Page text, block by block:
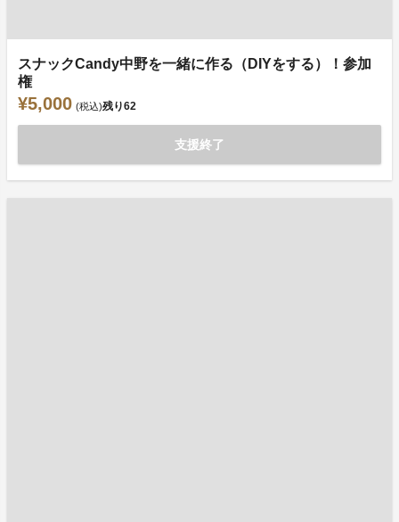
スナックCandy中野を一緒に作る（DIYをする）！参加
権
¥5,000 (税込)残り62
支援終了